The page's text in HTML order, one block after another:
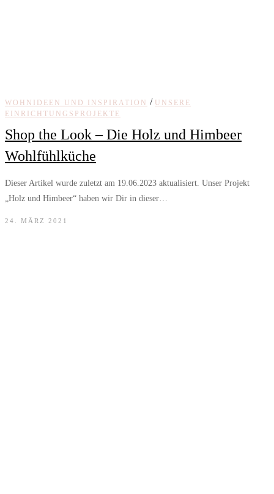
WOHNIDEEN UND INSPIRATION / UNSERE
EINRICHTUNGSPROJEKTE
Shop the Look – Die Holz und Himbeer
Wohlfühlküche
Dieser Artikel wurde zuletzt am 19.06.2023 aktualisiert. Unser Projekt
„Holz und Himbeer“ haben wir Dir in dieser…
24. MÄRZ 2021